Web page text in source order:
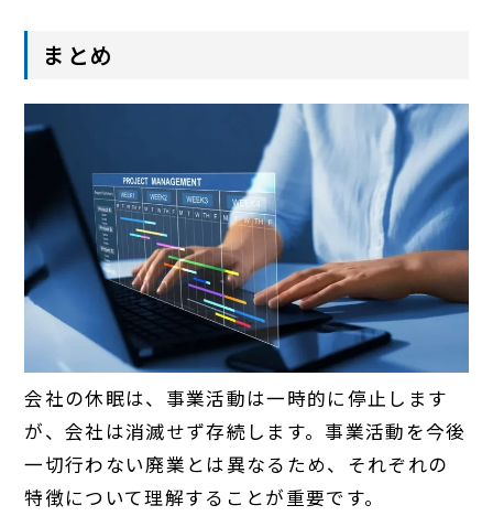
まとめ
会社の休眠は、事業活動は一時的に停止します
が、会社は消滅せず存続します。事業活動を今後
一切行わない廃業とは異なるため、それぞれの
特徴について理解することが重要です。